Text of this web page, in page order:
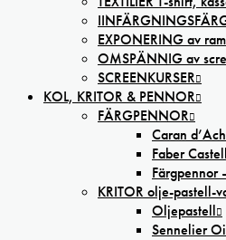
EXPONERING av ram
OMSPÄNNIG av
SCREENKURSER
KOL, KRITOR & PENNOR
FÄRGPENNOR
Caran
Faber
Färgpennor
KRITOR olje-pastell-
Oljepastell
Sennelier